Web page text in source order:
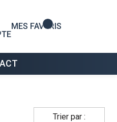
MES FAVORIS
Trier par :